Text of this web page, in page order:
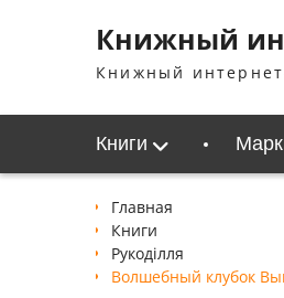
содержимомуКнижный
Книжный
Книги
Главная
Книги
Рукоділля
Волшебный клубок